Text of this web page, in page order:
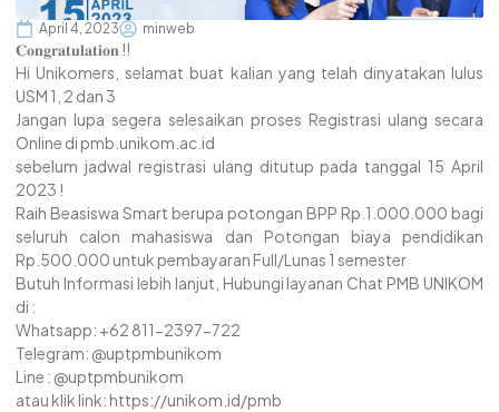
April 4, 2023 minweb
𝐂𝐨𝐧𝐠𝐫𝐚𝐭𝐮𝐥𝐚𝐭𝐢𝐨𝐧 !!
Hi Unikomers, selamat buat kalian yang telah dinyatakan lulus
USM 1, 2 dan 3
Jangan lupa segera selesaikan proses Registrasi ulang secara
Online di pmb.unikom.ac.id
sebelum jadwal registrasi ulang ditutup pada tanggal 15 April
2023 !
Raih Beasiswa Smart berupa potongan BPP Rp.1.000.000 bagi
seluruh calon mahasiswa dan Potongan biaya pendidikan
Rp.500.000 untuk pembayaran Full/Lunas 1 semester
Butuh Informasi lebih lanjut, Hubungi layanan Chat PMB UNIKOM
di :
Whatsapp: +62 811-2397-722
Telegram: @uptpmbunikom
Line : @uptpmbunikom
atau klik link: https://unikom.id/pmb